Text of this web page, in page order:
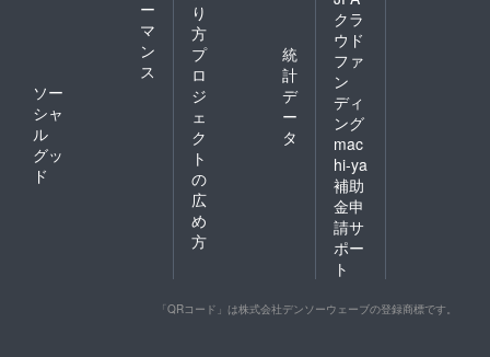
ー
マ
ン
ス
ソー
シャ
ル
グッ
ド
り
方
プ
ロ
ジ
ェ
ク
ト
の
広
め
方
統
計
デ
ー
タ
クラ
ウド
ファ
ン
ディ
ング
mac
hi-ya
補助
金申
請サ
ポー
ト
「QRコード」は株式会社デンソーウェーブの登録商標です。